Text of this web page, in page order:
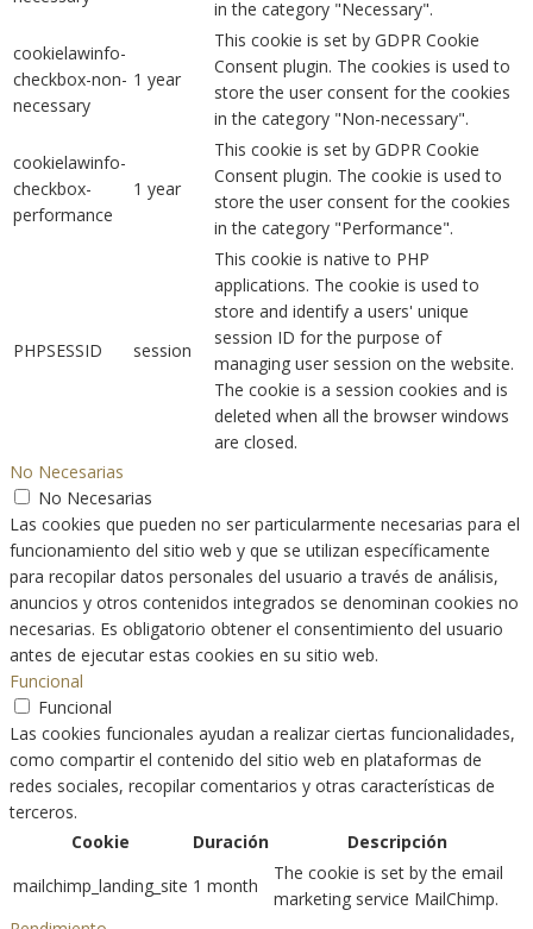
in the category "Necessary".
cookielawinfo-
checkbox-non-
necessary
1 year
This cookie is set by GDPR Cookie
Consent plugin. The cookies is used to
store the user consent for the cookies
in the category "Non-necessary".
cookielawinfo-
checkbox-
performance
1 year
This cookie is set by GDPR Cookie
Consent plugin. The cookie is used to
store the user consent for the cookies
in the category "Performance".
PHPSESSID session
This cookie is native to PHP
applications. The cookie is used to
store and identify a users' unique
session ID for the purpose of
managing user session on the website.
The cookie is a session cookies and is
deleted when all the browser windows
are closed.
No Necesarias
No Necesarias
Las cookies que pueden no ser particularmente necesarias para el
funcionamiento del sitio web y que se utilizan específicamente
para recopilar datos personales del usuario a través de análisis,
anuncios y otros contenidos integrados se denominan cookies no
necesarias. Es obligatorio obtener el consentimiento del usuario
antes de ejecutar estas cookies en su sitio web.
Funcional
Funcional
Las cookies funcionales ayudan a realizar ciertas funcionalidades,
como compartir el contenido del sitio web en plataformas de
redes sociales, recopilar comentarios y otras características de
terceros.
Cookie
Duración
Descripción
mailchimp_landing_site 1 month
The cookie is set by the email
marketing service MailChimp.